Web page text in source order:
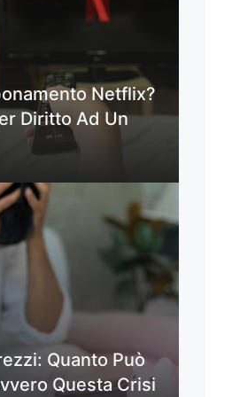
Netflix?
Diritto Ad Un
Quanto Può
Questa Crisi